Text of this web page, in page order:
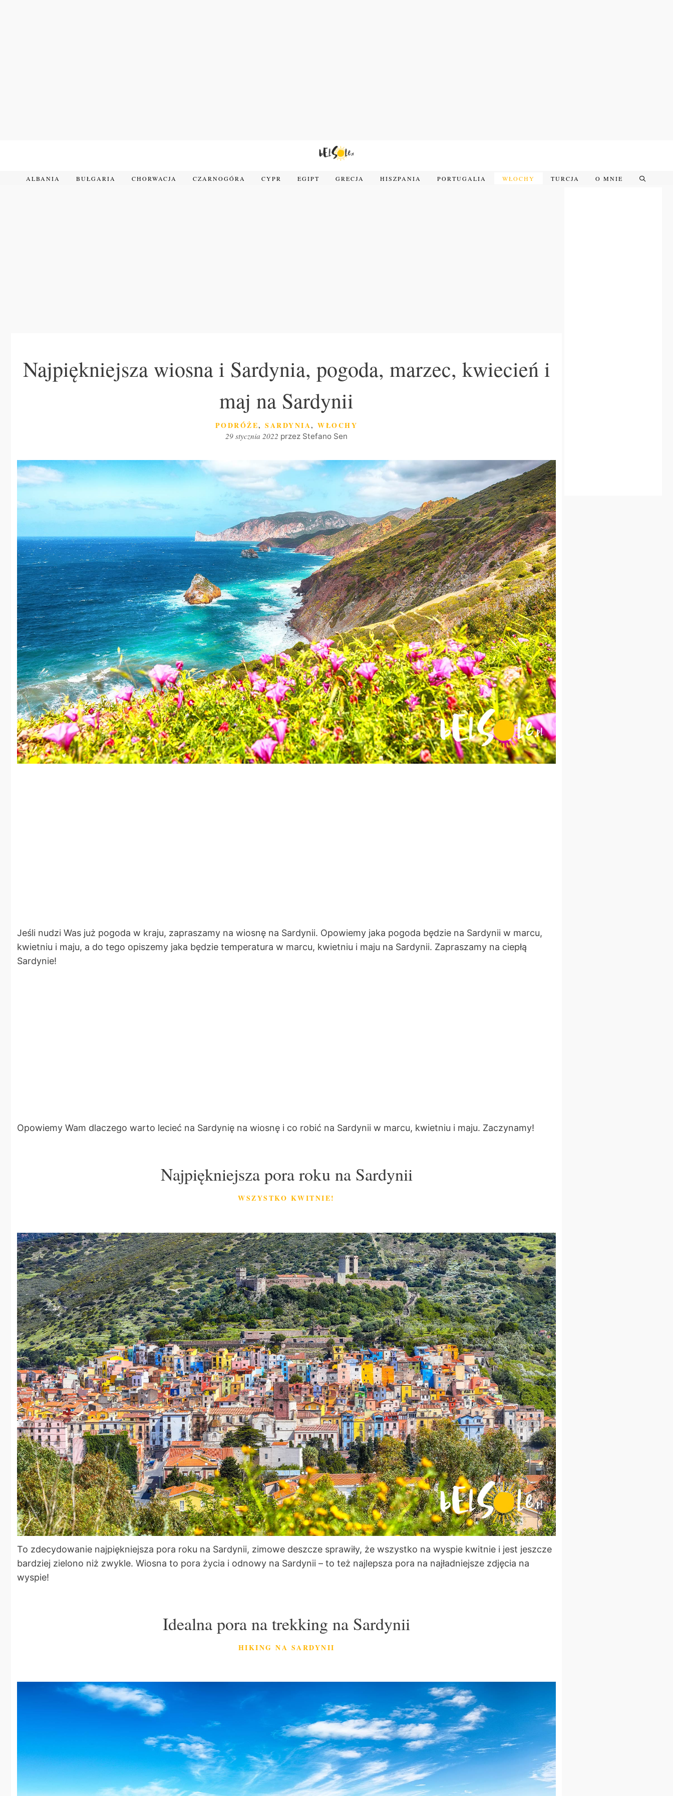
ALBANIA BUŁGARIA CHORWACJA CZARNOGÓRA CYPR EGIPT GRECJA HISZPANIA PORTUGALIA WŁOCHY TURCJA O MNIE
Najpiękniejsza wiosna i Sardynia, pogoda, marzec, kwiecień i
maj na Sardynii
KATEGORIE
PODRÓŻE,SARDYNIA,WŁOCHY
29 stycznia 2022 przez Stefano Sen
Jeśli nudzi Was już pogoda w kraju, zapraszamy na wiosnę na Sardynii. Opowiemy jaka pogoda będzie na Sardynii w marcu,
kwietniu i maju, a do tego opiszemy jaka będzie temperatura w marcu, kwietniu i maju na Sardynii. Zapraszamy na ciepłą
Sardynie!
Opowiemy Wam dlaczego warto lecieć na Sardynię na wiosnę i co robić na Sardynii w marcu, kwietniu i maju. Zaczynamy!
Najpiękniejsza pora roku na Sardynii
WSZYSTKO KWITNIE!
To zdecydowanie najpiękniejsza pora roku na Sardynii, zimowe deszcze sprawiły, że wszystko na wyspie kwitnie i jest jeszcze
bardziej zielono niż zwykle. Wiosna to pora życia i odnowy na Sardynii – to też najlepsza pora na najładniejsze zdjęcia na
wyspie!
Idealna pora na trekking na Sardynii
HIKING NA SARDYNII